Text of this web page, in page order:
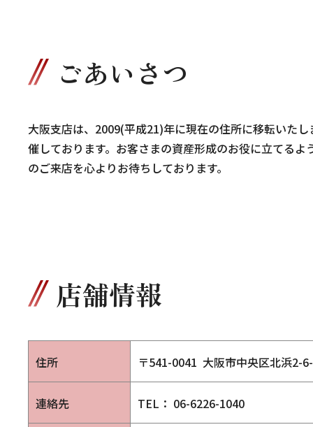
ごあいさつ
大阪支店は、2009(平成21)年に現在の住所に移転いた
催しております。お客さまの資産形成のお役に立てる
のご来店を心よりお待ちしております。
店舗情報
住所 〒541-0041 大阪市中央区北浜2-
連絡先 TEL： 06-6226-1040